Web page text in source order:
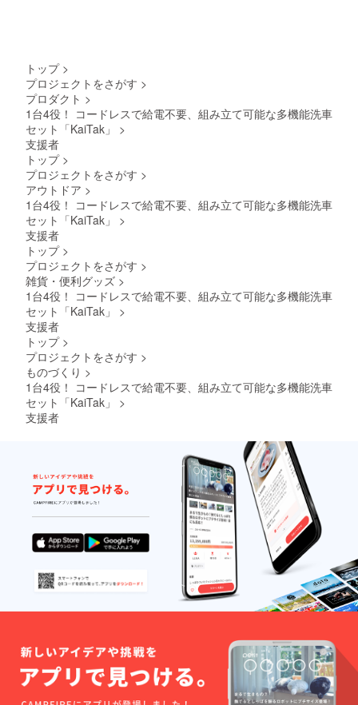
トップ >
プロジェクトをさがす >
プロダクト >
1台4役！ コードレスで給電不要、組み立て可能な多機能洗車
セット「KaiTak」
>
支援者
トップ >
プロジェクトをさがす >
アウトドア >
1台4役！ コードレスで給電不要、組み立て可能な多機能洗車
セット「KaiTak」
>
支援者
トップ >
プロジェクトをさがす >
雑貨・便利グッズ >
1台4役！ コードレスで給電不要、組み立て可能な多機能洗車
セット「KaiTak」
>
支援者
トップ >
プロジェクトをさがす >
ものづくり >
1台4役！ コードレスで給電不要、組み立て可能な多機能洗車
セット「KaiTak」
>
支援者